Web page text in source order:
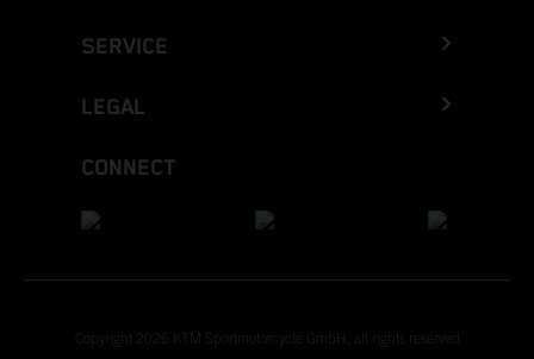
SERVICE
LEGAL
CONNECT
Copyright 2026 KTM Sportmotorcycle GmbH, all rights reserved